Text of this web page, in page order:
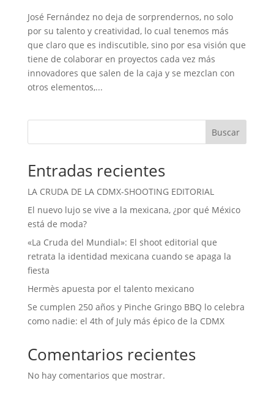
José Fernández no deja de sorprendernos, no solo
por su talento y creatividad, lo cual tenemos más
que claro que es indiscutible, sino por esa visión que
tiene de colaborar en proyectos cada vez más
innovadores que salen de la caja y se mezclan con
otros elementos,...
Buscar
Entradas recientes
LA CRUDA DE LA CDMX-SHOOTING EDITORIAL
El nuevo lujo se vive a la mexicana, ¿por qué México
está de moda?
«La Cruda del Mundial»: El shoot editorial que
retrata la identidad mexicana cuando se apaga la
fiesta
Hermès apuesta por el talento mexicano
Se cumplen 250 años y Pinche Gringo BBQ lo celebra
como nadie: el 4th of July más épico de la CDMX
Comentarios recientes
No hay comentarios que mostrar.